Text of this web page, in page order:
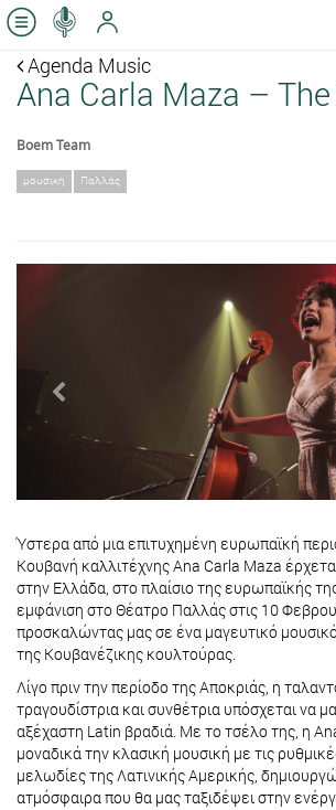
Agenda Music
Ana Carla Maza –
Boem Team
μουσική Παλλάς
Ύστερα από μια επιτυχημένη ευρωπαϊκή
Κουβανή καλλιτέχνης Ana Carla Maza
στην Ελλάδα, στο πλαίσιο της ευρωπαϊκής
εμφάνιση στο Θέατρο Παλλάς στις 10
προσκαλώντας μας σε ένα μαγευτικό μουσικό
της Κουβανέζικης κουλτούρας.
Λίγο πριν την περίοδο της Αποκριάς, η
τραγουδίστρια και συνθέτρια υπόσχεται να
αξέχαστη Latin βραδιά. Με το τσέλο της, η
μοναδικά την κλασική μουσική με τις
μελωδίες της Λατινικής Αμερικής,
ατμόσφαιρα που θα μας ταξιδέψει στην